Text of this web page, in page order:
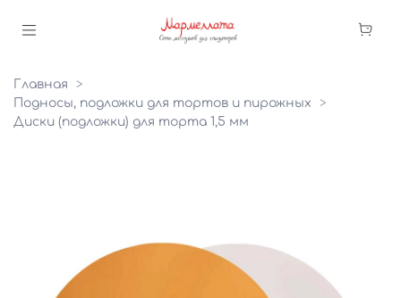
Главная
Подносы, подложки для тортов и пирожных
Диски (подложки) для торта 1,5 мм